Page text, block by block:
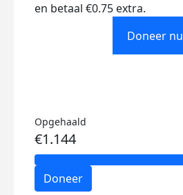
en betaal €0.75 extra.
Doneer nu
Opgehaald
€1.144
Doneer